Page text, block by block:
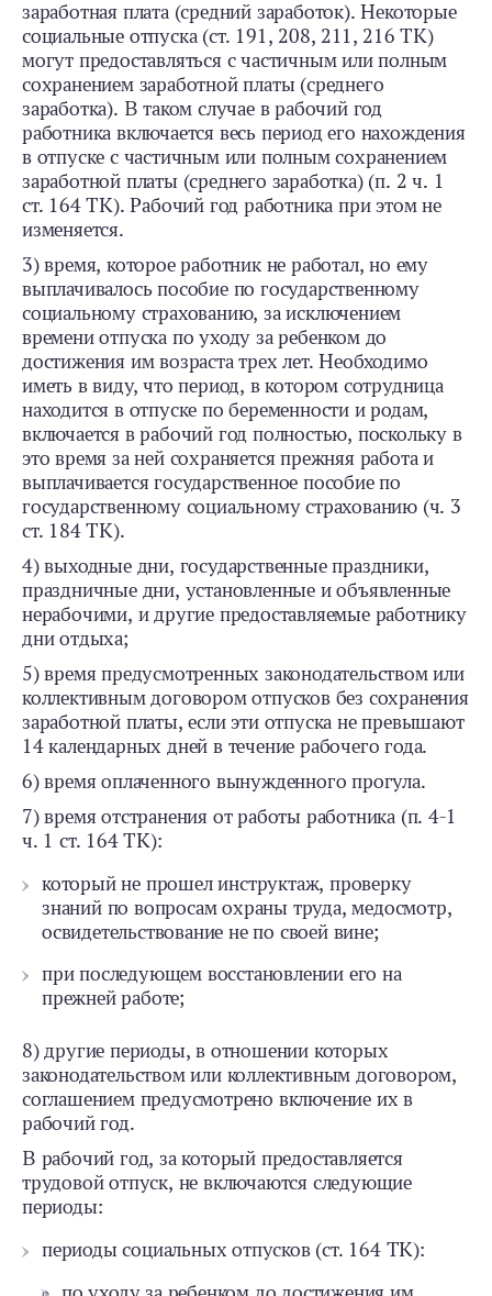
заработная плата (средний заработок). Некоторые
социальные отпуска (ст. 191, 208, 211, 216 ТК)
могут предоставляться с частичным или полным
сохранением заработной платы (среднего
заработка). В таком случае в рабочий год
работника включается весь период его нахождения
в отпуске с частичным или полным сохранением
заработной платы (среднего заработка) (п. 2 ч. 1
ст. 164 ТК). Рабочий год работника при этом не
изменяется.
3) время, которое работник не работал, но ему
выплачивалось пособие по государственному
социальному страхованию, за исключением
времени отпуска по уходу за ребенком до
достижения им возраста трех лет. Необходимо
иметь в виду, что период, в котором сотрудница
находится в отпуске по беременности и родам,
включается в рабочий год полностью, поскольку в
это время за ней сохраняется прежняя работа и
выплачивается государственное пособие по
государственному социальному страхованию (ч. 3
ст. 184 ТК).
4) выходные дни, государственные праздники,
праздничные дни, установленные и объявленные
нерабочими, и другие предоставляемые работнику
дни отдыха;
5) время предусмотренных законодательством или
коллективным договором отпусков без сохранения
заработной платы, если эти отпуска не превышают
14 календарных дней в течение рабочего года.
6) время оплаченного вынужденного прогула.
7) время отстранения от работы работника (п. 4-1
ч. 1 ст. 164 ТК):
который не прошел инструктаж, проверку
знаний по вопросам охраны труда, медосмотр,
освидетельствование не по своей вине;
при последующем восстановлении его на
прежней работе;
8) другие периоды, в отношении которых
законодательством или коллективным договором,
соглашением предусмотрено включение их в
рабочий год.
В рабочий год, за который предоставляется
трудовой отпуск, не включаются следующие
периоды:
периоды социальных отпусков (ст. 164 ТК):